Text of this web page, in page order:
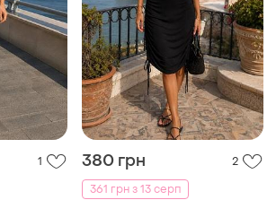
1 380 грн
2
361 грн з 13 серп